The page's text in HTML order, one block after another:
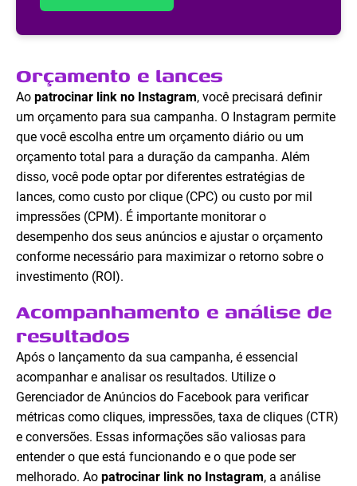
Orçamento e lances
Ao patrocinar link no Instagram, você precisará definir
um orçamento para sua campanha. O Instagram permite
que você escolha entre um orçamento diário ou um
orçamento total para a duração da campanha. Além
disso, você pode optar por diferentes estratégias de
lances, como custo por clique (CPC) ou custo por mil
impressões (CPM). É importante monitorar o
desempenho dos seus anúncios e ajustar o orçamento
conforme necessário para maximizar o retorno sobre o
investimento (ROI).
Acompanhamento e análise de
resultados
Após o lançamento da sua campanha, é essencial
acompanhar e analisar os resultados. Utilize o
Gerenciador de Anúncios do Facebook para verificar
métricas como cliques, impressões, taxa de cliques (CTR)
e conversões. Essas informações são valiosas para
entender o que está funcionando e o que pode ser
melhorado. Ao patrocinar link no Instagram, a análise